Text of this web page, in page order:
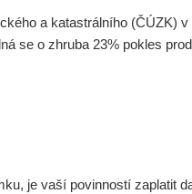
a katastrálního (ČÚZK)
se o zhruba 23% pokles
je vaší povinností zaplatit